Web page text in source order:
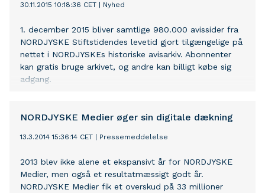
30.11.2015 10:18:36 CET Nyhed
1. december 2015 bliver samtlige 980.000 avissider fra
NORDJYSKE Stiftstidendes levetid gjort tilgængelige på
nettet i NORDJYSKEs historiske avisarkiv. Abonnenter
kan gratis bruge arkivet, og andre kan billigt købe sig
adgang.
NORDJYSKE Medier øger sin digitale dækning
13.3.2014 15:36:14 CET Pressemeddelelse
2013 blev ikke alene et ekspansivt år for NORDJYSKE
Medier, men også et resultatmæssigt godt år.
NORDJYSKE Medier fik et overskud på 33 millioner